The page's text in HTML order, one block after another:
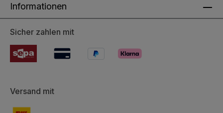
Informationen
Sicher zahlen mit
Versand mit